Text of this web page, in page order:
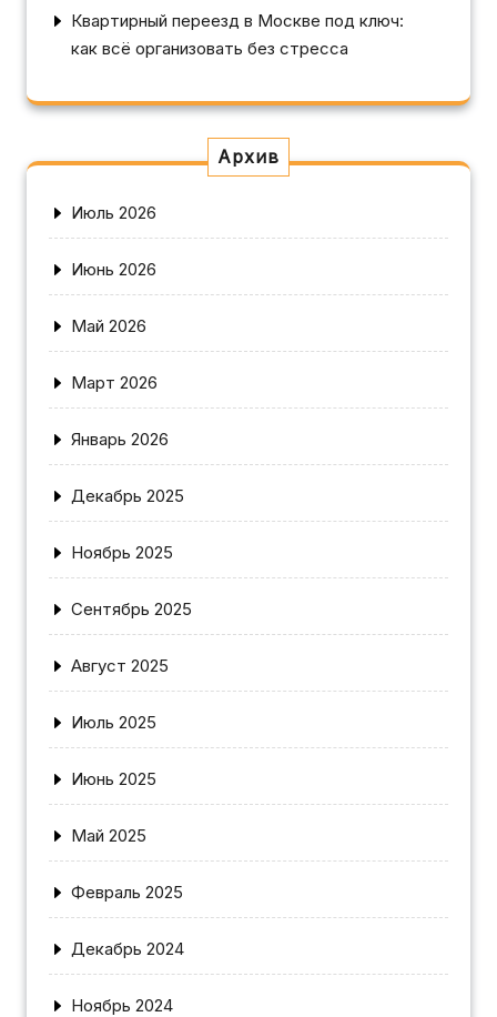
Квартирный переезд в Москве под ключ:
как всё организовать без стресса
Архив
Июль 2026
Июнь 2026
Май 2026
Март 2026
Январь 2026
Декабрь 2025
Ноябрь 2025
Сентябрь 2025
Август 2025
Июль 2025
Июнь 2025
Май 2025
Февраль 2025
Декабрь 2024
Ноябрь 2024